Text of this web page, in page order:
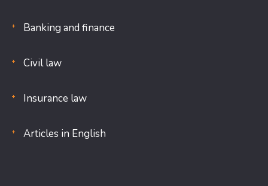
Banking and finance
Civil law
Insurance law
Articles in English